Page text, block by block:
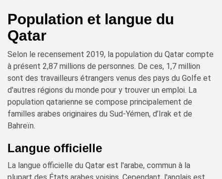
Population et langue du
Qatar
Selon le recensement 2019, la population du Qatar compte
à présent 2,87 millions de personnes. De ces, 1,7 million
sont des travailleurs étrangers venus des pays du Golfe et
d'autres régions du monde pour y trouver un emploi. La
population qatarienne se compose principalement de
familles arabes originaires du Sud-Yémen, d’Irak et de
Bahreïn.
Langue officielle
La langue officielle du Qatar est l'arabe, commun à la